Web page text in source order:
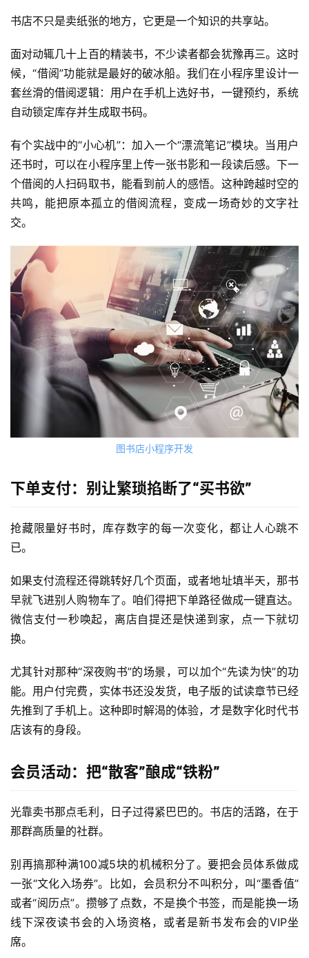
首
页
关
于
案
服
H
开
发
微
信
书店不只是卖纸张的地方，它更是一个知识的共享站。
面对动辄几十上百的精装书，不少读者都会犹豫再三。这时
候，“借阅”功能就是最好的破冰船。我们在小程序里设计一
套丝滑的借阅逻辑：用户在手机上选好书，一键预约，系统
自动锁定库存并生成取书码。
有个实战中的“小心机”：加入一个“漂流笔记”模块。当用户
还书时，可以在小程序里上传一张书影和一段读后感。下一
个借阅的人扫码取书，能看到前人的感悟。这种跨越时空的
共鸣，能把原本孤立的借阅流程，变成一场奇妙的文字社
交。
图书店小程序开发
下单支付：别让繁琐掐断了“买书欲”
抢藏限量好书时，库存数字的每一次变化，都让人心跳不
已。
如果支付流程还得跳转好几个页面，或者地址填半天，那书
早就飞进别人购物车了。咱们得把下单路径做成一键直达。
微信支付一秒唤起，离店自提还是快递到家，点一下就切
换。
尤其针对那种“深夜购书”的场景，可以加个“先读为快”的功
能。用户付完费，实体书还没发货，电子版的试读章节已经
先推到了手机上。这种即时解渴的体验，才是数字化时代书
店该有的身段。
会员活动：把“散客”酿成“铁粉”
光靠卖书那点毛利，日子过得紧巴巴的。书店的活路，在于
那群高质量的社群。
别再搞那种满100减5块的机械积分了。要把会员体系做成
一张“文化入场券”。比如，会员积分不叫积分，叫“墨香值”
或者“阅历点”。攒够了点数，不是换个书签，而是能换一场
线下深夜读书会的入场资格，或者是新书发布会的VIP坐
席。